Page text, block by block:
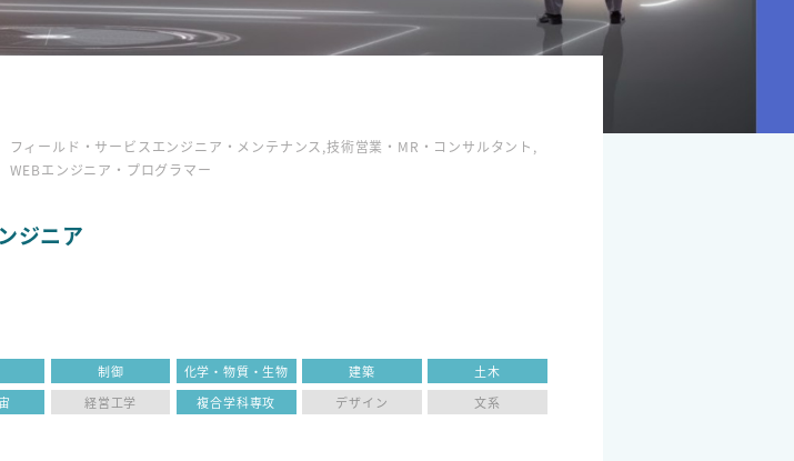
フィールド・サービスエンジニア・メンテナンス,技術営業・MR・コンサルタント,
WEBエンジニア・プログラマー
ジニア
制御 化学・物質・生物 建築
土木
経営工学 複合学科専攻 デザイン 文系